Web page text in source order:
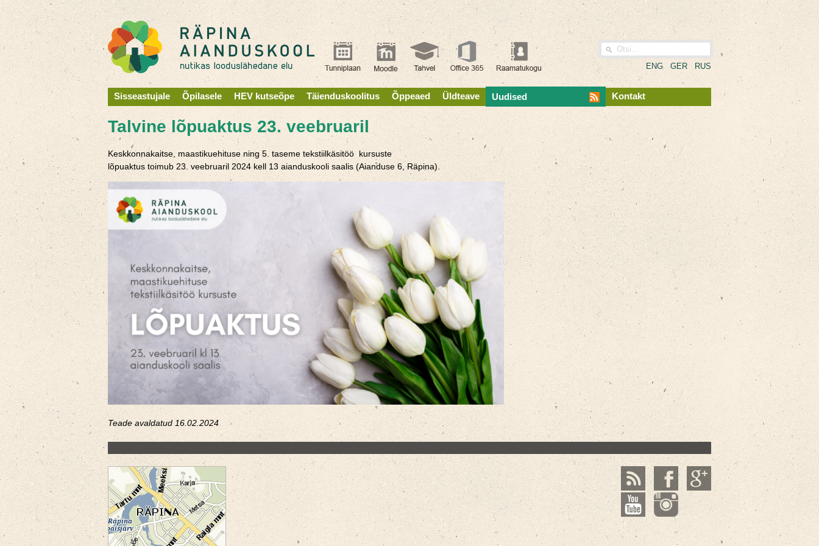
ENG GER RUS
Sisseastujale Õpilasele HEV kutseõpe Täienduskoolitus Õppeaed Üldteave Uudised Kontakt
Talvine lõpuaktus 23. veebruaril
Keskkonnakaitse, maastikuehituse ning 5. taseme tekstiilkäsitöö kursuste
lõpuaktus toimub 23. veebruaril 2024 kell 13 aianduskooli saalis (Aianduse 6, Räpina).
Teade avaldatud 16.02.2024